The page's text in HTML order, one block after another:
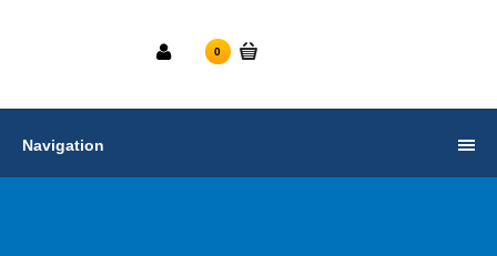
0
Navigation